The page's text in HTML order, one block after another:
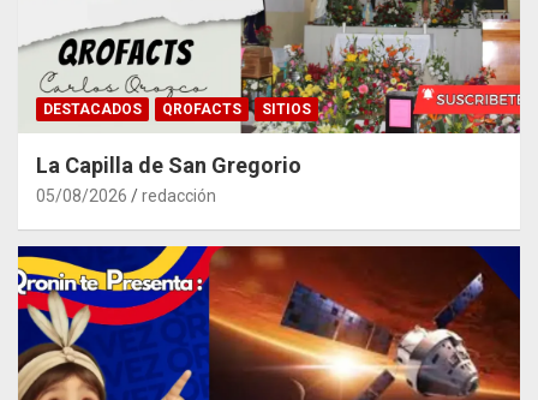
DESTACADOS QROFACTS SITIOS
La Capilla de San Gregorio
05/08/2026 redacción